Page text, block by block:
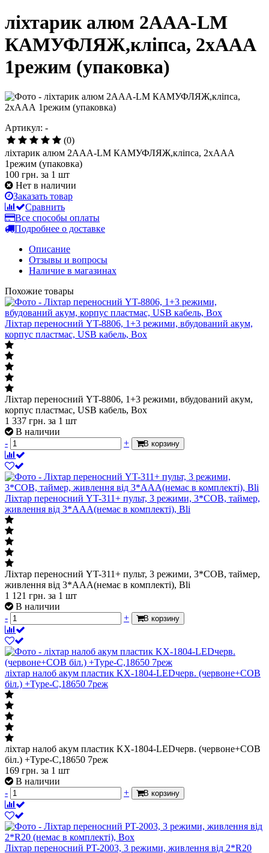
ліхтарик алюм 2ААА-LM
КАМУФЛЯЖ,кліпса, 2хААА
1режим (упаковка)
Артикул: -
(0)
ліхтарик алюм 2ААА-LM КАМУФЛЯЖ,кліпса, 2хААА
1режим (упаковка)
100 грн. за 1 шт
Нет в наличии
Заказать товар
Сравнить
Все способы оплаты
Подробнее о доставке
Описание
Отзывы и вопросы
Наличие в магазинах
Похожие товары
Ліхтар переносний YT-8806, 1+3 режими, вбудований акум,
корпус пластмас, USB кабель, Box
Ліхтар переносний YT-8806, 1+3 режими, вбудований акум,
корпус пластмас, USB кабель, Box
1 337 грн. за 1 шт
В наличии
-
+ В корзину
Ліхтар переносний YT-311+ пульт, 3 режими, 3*COB, таймер,
живлення від 3*ААА(немає в комплекті), Bli
Ліхтар переносний YT-311+ пульт, 3 режими, 3*COB, таймер,
живлення від 3*ААА(немає в комплекті), Bli
1 121 грн. за 1 шт
В наличии
-
+ В корзину
ліхтар налоб акум пластик KX-1804-LEDчерв. (червоне+СОВ
біл.) +Type-C,18650 7реж
ліхтар налоб акум пластик KX-1804-LEDчерв. (червоне+СОВ
біл.) +Type-C,18650 7реж
169 грн. за 1 шт
В наличии
-
+ В корзину
Ліхтар переносний PT-2003, 3 режими, живлення від 2*R20